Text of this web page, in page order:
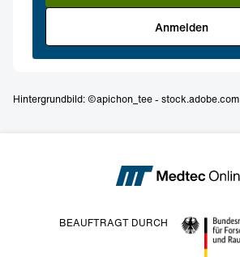
Anmelden
Hintergrundbild: ©apichon_tee - stock.adobe.com
BEAUFTRAGT DURCH